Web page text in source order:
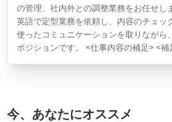
の管理、社内外との調整業務をお任せし
英語で定型業務を依頼し、内容のチェッ
使ったコミュニケーションを取りながら
ポジションです。 <仕事内容の補足> <
今、あなたにオススメ